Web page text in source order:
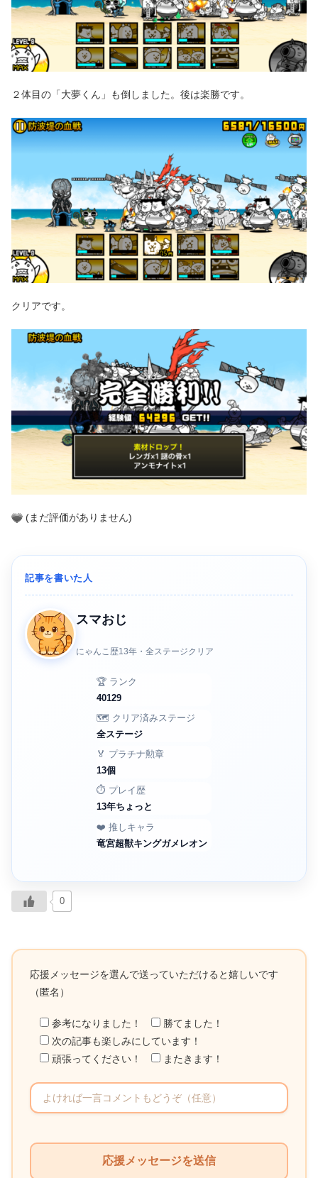
２体目の「大夢くん」も倒しました。後は楽勝です。
クリアです。
(まだ評価がありません)
記事を書いた人
スマおじ
にゃんこ歴13年・全ステージクリア
🏆 ランク
40129
🗺️ クリア済みステージ
全ステージ
🏅 プラチナ勲章
13個
⏱️ プレイ歴
13年ちょっと
❤️ 推しキャラ
竜宮超獣キングガメレオン
0
応援メッセージを選んで送っていただけると嬉しいです
（匿名）
参考になりました！
勝てました！
次の記事も楽しみにしています！
頑張ってください！
またきます！
フ